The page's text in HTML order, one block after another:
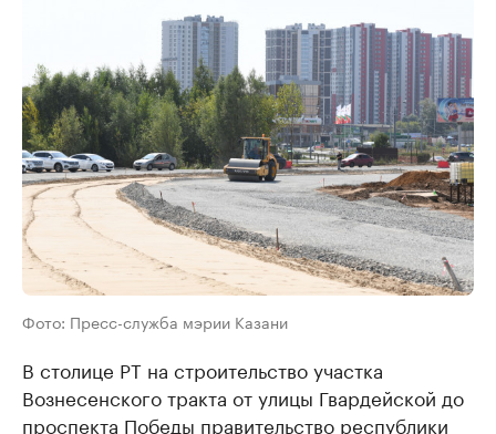
Фото: Пресс-служба мэрии Казани
В столице РТ на строительство участка
Вознесенского тракта от улицы Гвардейской до
проспекта Победы правительство республики